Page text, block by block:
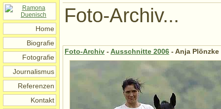
Home
Biografie
Fotografie
Journalismus
Referenzen
Kontakt
Foto-Archiv...
Foto-Archiv - Ausschnitte 2006 - Anja